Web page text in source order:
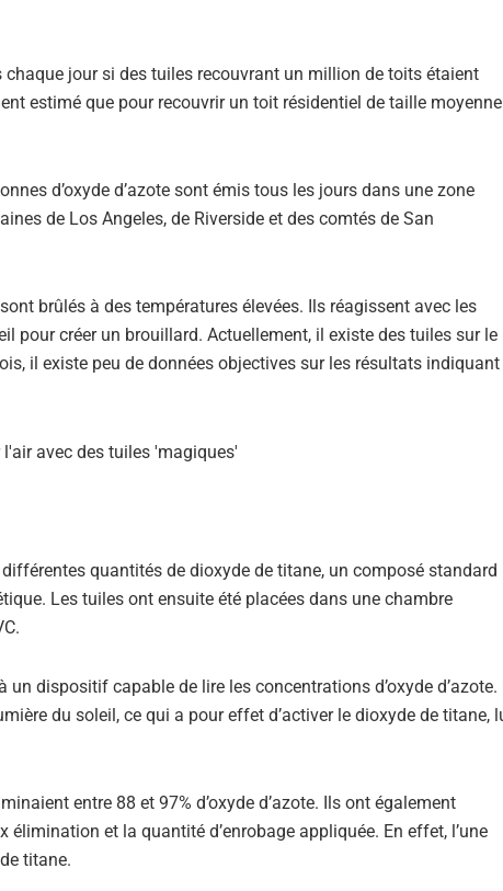
chaque jour si des tuiles recouvrant un million de toits étaient
estimé que pour recouvrir un toit résidentiel de taille moyenne
d’oxyde d’azote sont émis tous les jours dans une zone
de Los Angeles, de Riverside et des comtés de San
brûlés à des températures élevées. Ils réagissent avec les
pour créer un brouillard. Actuellement, il existe des tuiles sur le
il existe peu de données objectives sur les résultats indiquant
quantités de dioxyde de titane, un composé standard
Les tuiles ont ensuite été placées dans une chambre
un dispositif capable de lire les concentrations d’oxyde d’azote.
du soleil, ce qui a pour effet d’activer le dioxyde de titane,
entre 88 et 97% d’oxyde d’azote. Ils ont également
et la quantité d’enrobage appliquée. En effet, l’une
titane.